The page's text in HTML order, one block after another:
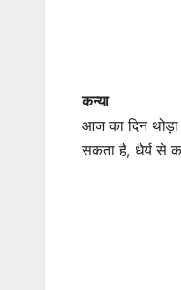
कन्या
आज का दिन
सकता है, धैर्य से